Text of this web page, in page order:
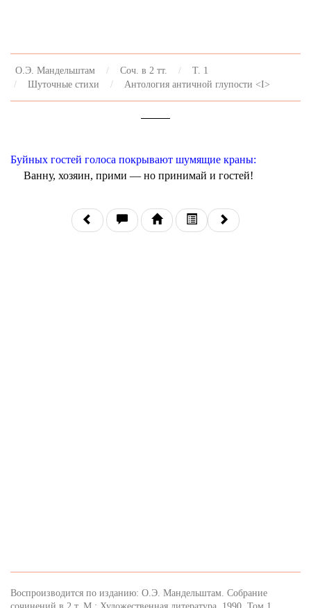
О.Э. Мандельштам Соч. в 2 тт.
Т. 1
Шуточные стихи
Антология античной глупости <I>
Буйных гостей голоса покрывают шумящие краны:
Ванну, хозяин, прими — но принимай и гостей!
Воспроизводится по изданию: О.Э. Мандельштам. Собрание